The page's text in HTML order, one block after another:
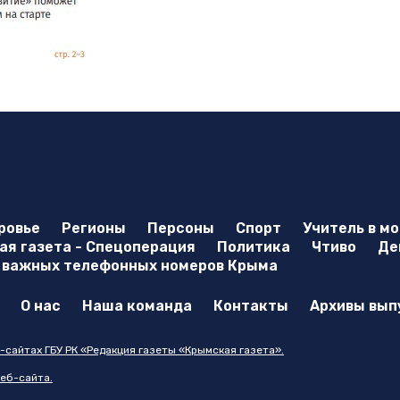
Регионы Персоны Спорт
Учитель в
газета - Спецоперация
Политика Чтиво
телефонных номеров Крыма
О нас Наша команда Контакты Архивы
ГБУ РК «Редакция газеты «Крымская газета».
сайта.